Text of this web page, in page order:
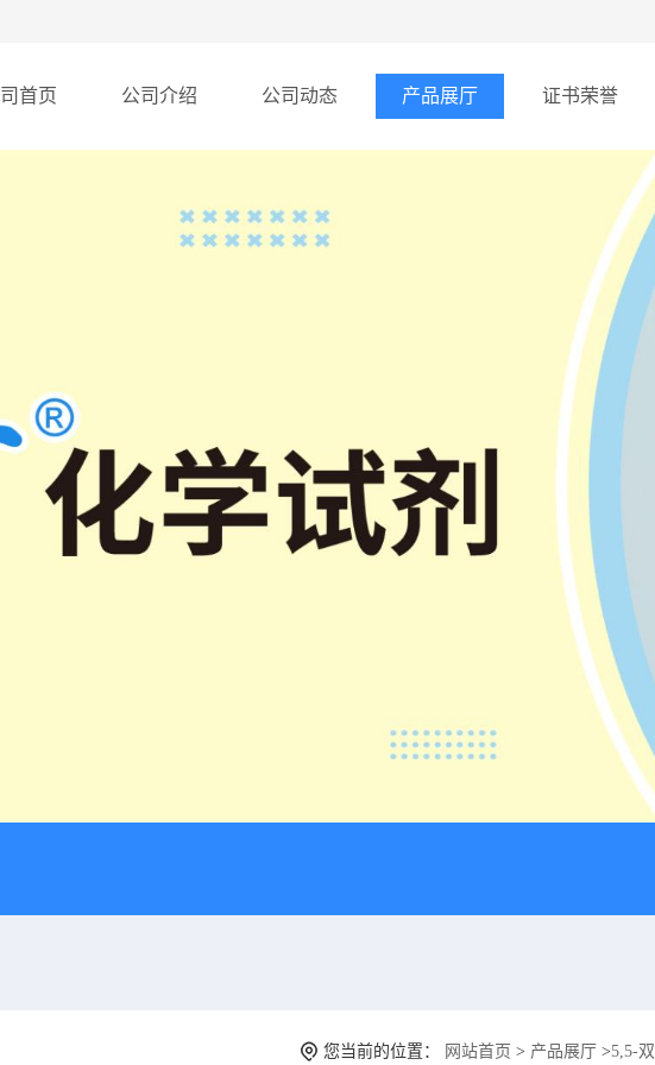
首页 公司介绍 公司动态 产品展厅 证书荣誉
您当前的位置： 网站首页 > 产品展厅 >5,5-